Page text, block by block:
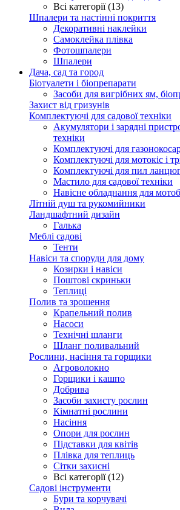
Всі категорії (13)
Шпалери та настінні покриття
Декоративні наклейки
Самоклейка плівка
Фотошпалери
Шпалери
Дача, сад та город
Біотуалети і біопрепарати
Засоби для вигрібних ям,
Захист від гризунів
Комплектуючі для садової техніки
Акумулятори і зарядні
техніки
Комплектуючі для
Комплектуючі для мотокіс і
Комплектуючі для пил
Мастило для садової техніки
Навісне обладнання для
Літній душ та рукомийники
Ландшафтний дизайн
Галька
Меблі садові
Тенти
Навіси та споруди для дому
Козирки і навіси
Поштові скриньки
Теплиці
Полив та зрошення
Крапельний полив
Насоси
Технічні шланги
Шланг поливальний
Рослини, насіння та горщики
Агроволокно
Горщики і кашпо
Добрива
Засоби захисту рослин
Кімнатні рослини
Насіння
Опори для рослин
Підставки для квітів
Плівка для теплиць
Сітки захисні
Всі категорії (12)
Садові інструменти
Бури та корчувачі